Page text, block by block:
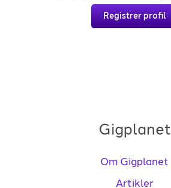
Registrer profil
Gigplanet
Om Gigplanet
Artikler